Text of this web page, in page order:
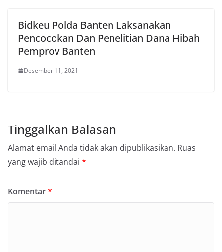
Bidkeu Polda Banten Laksanakan
Pencocokan Dan Penelitian Dana Hibah
Pemprov Banten
Desember 11, 2021
Tinggalkan Balasan
Alamat email Anda tidak akan dipublikasikan. Ruas
yang wajib ditandai *
Komentar*